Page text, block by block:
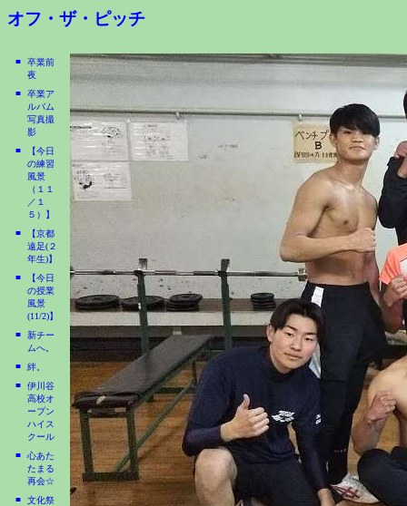
オフ・ザ・ピッチ
■
卒業前
夜
■
卒業ア
ルバム
写真撮
影
■
【今日
の練習
風景
（１１
／１
５）】
■
【京都
遠足(２
年生)】
■
【今日
の授業
風景
(11/2)】
■
新チー
ムへ。
■
絆。
■
伊川谷
高校オ
ープン
ハイス
クール
■
心あた
たまる
再会☆
■
文化祭